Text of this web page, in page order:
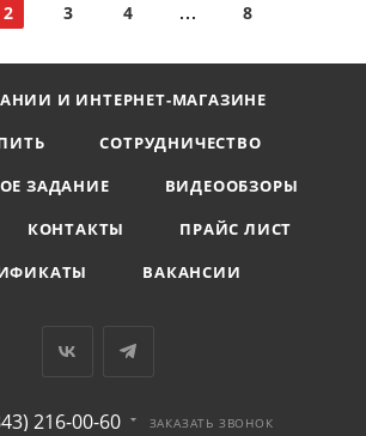
2 3 4 8
И ИНТЕРНЕТ-МАГАЗИНЕ
СОТРУДНИЧЕСТВО
ЗАДАНИЕ
ВИДЕООБЗОРЫ
КОНТАКТЫ
ПРАЙС ЛИСТ
ВАКАНСИИ
216-00-60 ЗАКАЗАТЬ ЗВОНОК